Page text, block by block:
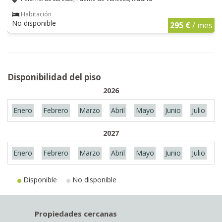
Habitación
No disponible 295 €/ mes
Disponibilidad del piso
2026
Enero Febrero Marzo Abril Mayo Junio Julio
2027
Enero Febrero Marzo Abril Mayo Junio Julio
Disponible No disponible
Propiedades cercanas